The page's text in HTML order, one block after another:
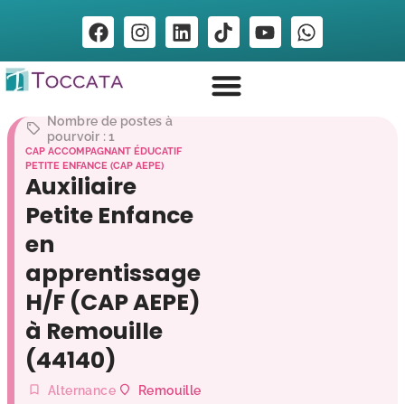
Nombre de postes à
pourvoir : 1
CAP ACCOMPAGNANT ÉDUCATIF
PETITE ENFANCE (CAP AEPE)
Auxiliaire
Petite Enfance
en
apprentissage
H/F (CAP AEPE)
à Remouille
(44140)
Alternance
Remouille